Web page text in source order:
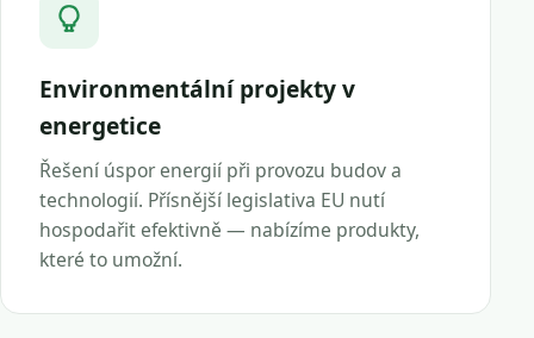
Environmentální projekty v
energetice
Řešení úspor energií při provozu budov a
technologií. Přísnější legislativa EU nutí
hospodařit efektivně — nabízíme produkty,
které to umožní.